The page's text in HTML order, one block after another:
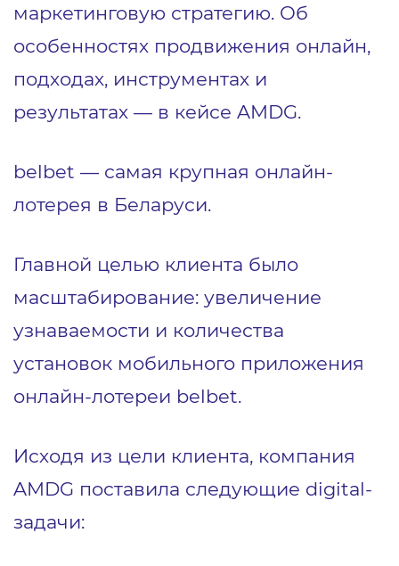
маркетинговую стратегию. Об
особенностях продвижения онлайн,
подходах, инструментах и
результатах ― в кейсе AMDG.
belbet ― самая крупная онлайн-
лотерея в Беларуси.
Главной целью клиента было
масштабирование: увеличение
узнаваемости и количества
установок мобильного приложения
онлайн-лотереи belbet.
Исходя из цели клиента, компания
AMDG поставила следующие digital-
задачи: